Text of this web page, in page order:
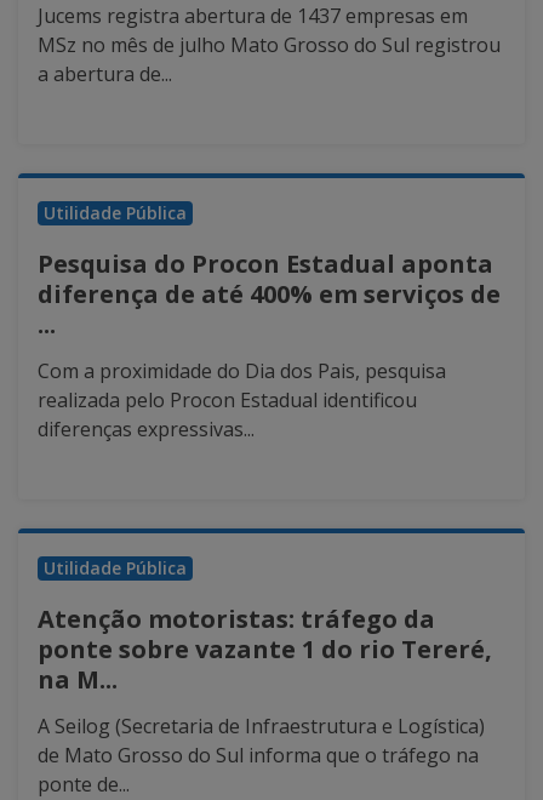
Jucems registra abertura de 1437 empresas em
MSz no mês de julho Mato Grosso do Sul registrou
a abertura de...
Utilidade Pública
Pesquisa do Procon Estadual aponta
diferença de até 400% em serviços de
...
Com a proximidade do Dia dos Pais, pesquisa
realizada pelo Procon Estadual identificou
diferenças expressivas...
Utilidade Pública
Atenção motoristas: tráfego da
ponte sobre vazante 1 do rio Tereré,
na M...
A Seilog (Secretaria de Infraestrutura e Logística)
de Mato Grosso do Sul informa que o tráfego na
ponte de...